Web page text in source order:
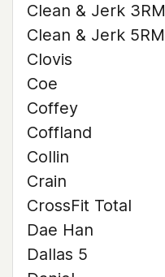
Clean & Jerk 3RM
Clean & Jerk 5RM
Clovis
Coe
Coffey
Coffland
Collin
Crain
CrossFit Total
Dae Han
Dallas 5